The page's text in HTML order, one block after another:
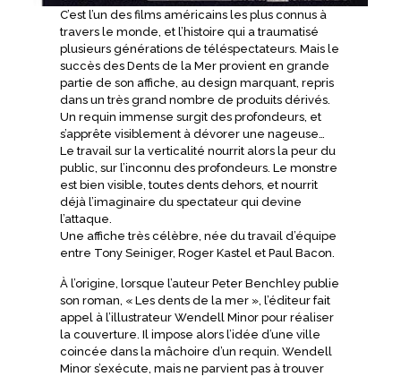
C’est l’un des films américains les plus connus à
travers le monde, et l’histoire qui a traumatisé
plusieurs générations de téléspectateurs. Mais le
succès des Dents de la Mer provient en grande
partie de son affiche, au design marquant, repris
dans un très grand nombre de produits dérivés.
Un requin immense surgit des profondeurs, et
s’apprête visiblement à dévorer une nageuse…
Le travail sur la verticalité nourrit alors la peur du
public, sur l’inconnu des profondeurs. Le monstre
est bien visible, toutes dents dehors, et nourrit
déjà l’imaginaire du spectateur qui devine
l’attaque.
Une affiche très célèbre, née du travail d’équipe
entre Tony Seiniger, Roger Kastel et Paul Bacon.
À l’origine, lorsque l’auteur Peter Benchley publie
son roman, « Les dents de la mer », l’éditeur fait
appel à l’illustrateur Wendell Minor pour réaliser
la couverture. Il impose alors l’idée d’une ville
coincée dans la mâchoire d’un requin. Wendell
Minor s’exécute, mais ne parvient pas à trouver